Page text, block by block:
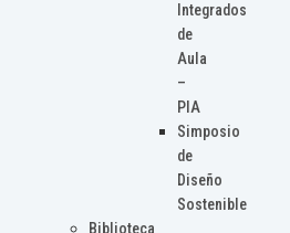
Integrados
de
Aula
–
PIA
Simposio
de
Diseño
Sostenible
Biblioteca